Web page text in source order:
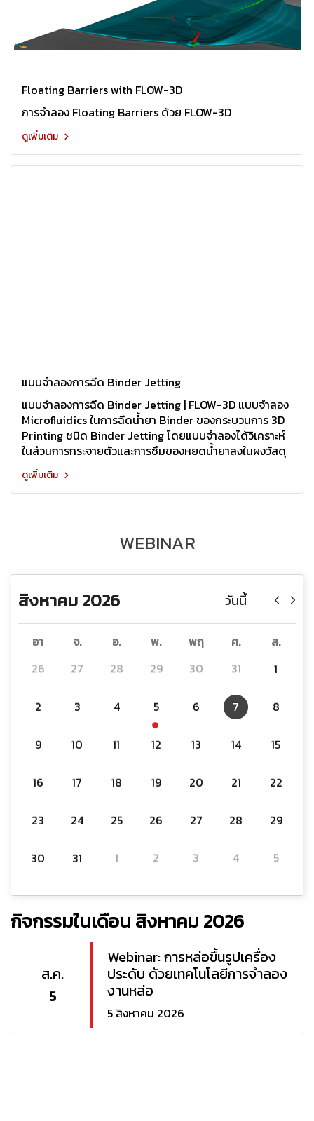
Floating Barriers with FLOW-3D
การจำลอง Floating Barriers ด้วย FLOW-3D
ดูเพิ่มเติม
แบบจำลองการฉีด Binder Jetting
แบบจำลองการฉีด Binder Jetting | FLOW-3D แบบจำลอง
Microfluidics ในการฉีดน้ำยา Binder ของกระบวนการ 3D
Printing ชนิด Binder Jetting โดยแบบจำลองได้วิเคราะห์
ในส่วนการกระจายตัวและการซึมของหยดน้ำยาลงในผงวัสดุ
ดูเพิ่มเติม
WEBINAR
สิงหาคม 2026 วันนี้
อา จ. อ. พ. พฤ ศ.
ส.
26
27 28 29 30 31 1
2 3 4 5 6 7 8
9 10 11 12 13 14 15
16 17 18 19 20 21 22
23 24 25 26 27 28 29
30 31 1 2 3 4 5
กิจกรรมในเดือน สิงหาคม 2026
ส.ค.
5
Webinar: การหล่อขึ้นรูปเครื่อง
ประดับ ด้วยเทคโนโลยีการจำลอง
งานหล่อ
5 สิงหาคม 2026